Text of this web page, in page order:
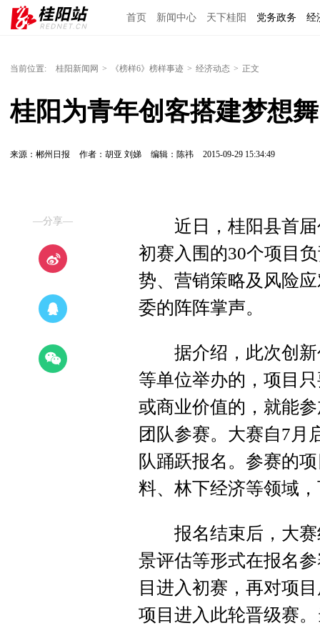
首页 新闻中心 天下桂阳 党务政务 经
当前位置: 桂阳新闻网 > 《榜样6》榜样事迹 > 经济动态 > 正文
桂阳为青年创客搭建梦想
来源：郴州日报 作者：胡亚 刘娣 编辑：陈祎 2015-09-29 15:34:49
—分享—
近日，桂阳县首届
初赛入围的30个项目
势、营销策略及风险
委的阵阵掌声。
据介绍，此次创新
等单位举办的，项目
或商业价值的，就能
团队参赛。大赛自7月
队踊跃报名。参赛的
料、林下经济等领域
报名结束后，大赛
景评估等形式在报名
目进入初赛，再对项
项目进入此轮晋级赛